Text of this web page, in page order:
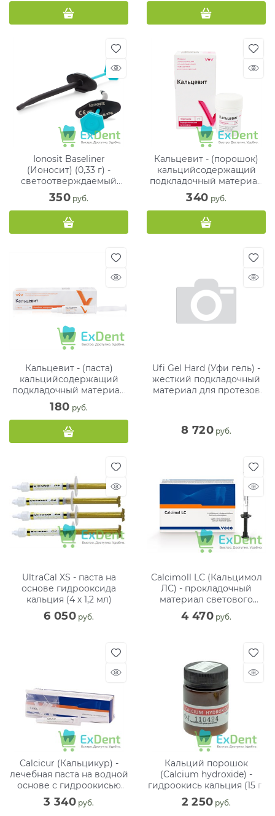
Ionosit Baseliner
(Ионосит) (0,33 г) -
светоотверждаемый
стеклоиономерный
прокладочный материал
350 руб.
Кальцевит - (порошок)
кальцийсодержащий
подкладочный материал
(7 г)
340 руб.
Кальцевит - (паста)
кальцийсодержащий
подкладочный материал
(7 г)
180 руб.
Ufi Gel Hard (Уфи гель) -
жесткий подкладочный
материал для протезов
8 720 руб.
UltraCal XS - паста на
основе гидрооксида
кальция (4 х 1,2 мл)
6 050 руб.
Calcimoll LC (Кальцимол
ЛС) - прокладочный
материал светового
отверждения (2 х 2,5 г)
4 470 руб.
Calcicur (Кальцикур) -
лечебная паста на водной
основе с гидроокисью
кальция (1 х 2,5 г)
3 340 руб.
Кальций порошок
(Calcium hydroxide) -
гидроокись кальция (15 г)
2 250 руб.